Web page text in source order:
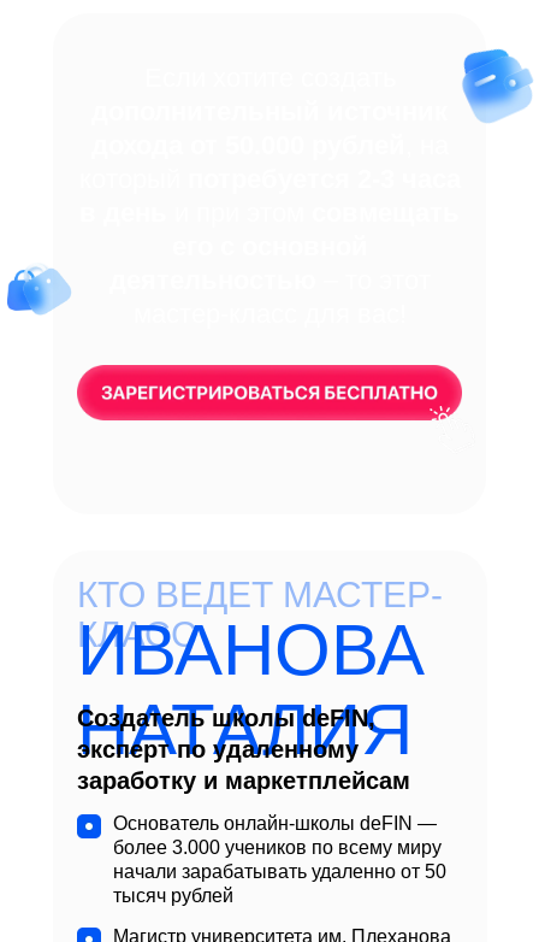
КТО ВЕДЕТ МАСТЕР-
КЛАСС
ИВАНОВА
НАТАЛИЯ
Создатель школы deFIN,
эксперт по удаленному
заработку и маркетплейсам
Магистр университета им. Плеханова
Основатель онлайн-школы deFIN —
более 3.000 учеников по всему миру
начали зарабатывать удаленно от 50
тысяч рублей